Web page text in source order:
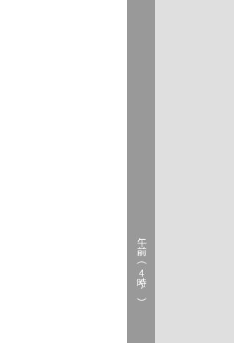
午前（
4
時～）